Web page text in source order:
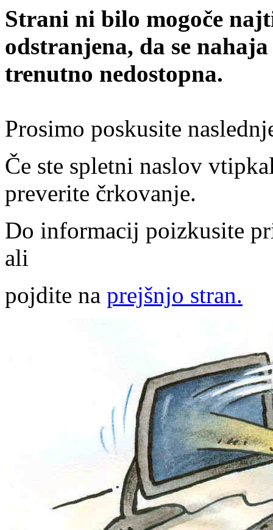
Strani ni bilo mogoče
odstranjena, da se
trenutno nedostopna.
Prosimo poskusite
Če ste spletni naslov
preverite črkovanje.
Do informacij poizkusite
ali
pojdite na prejšnjo stran.